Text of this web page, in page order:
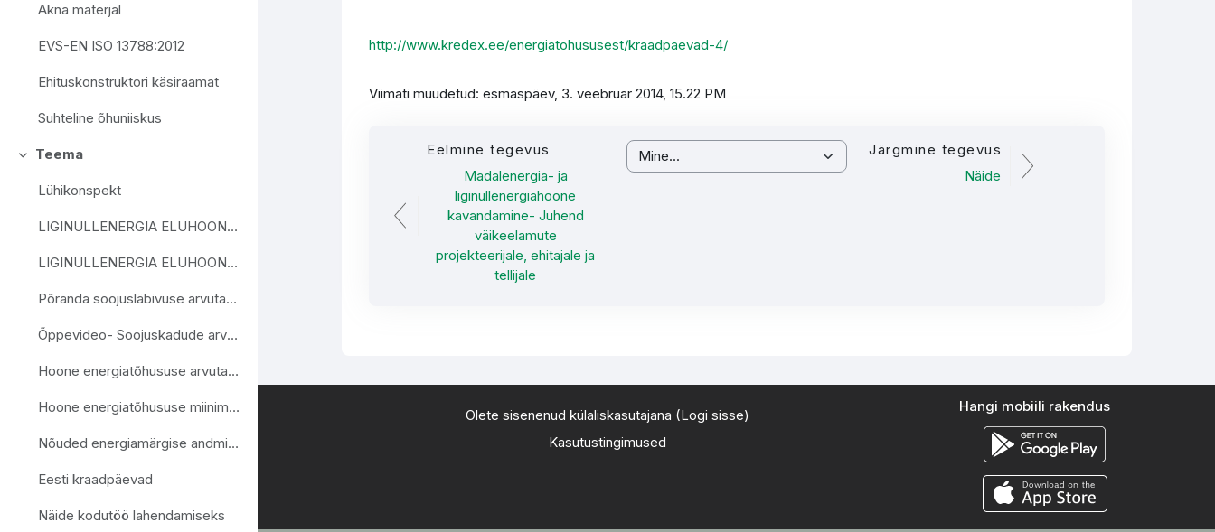
Akna materjal
EVS-EN ISO 13788:2012
Ehituskonstruktori käsiraamat
Suhteline õhuniiskus
Ahenda
Teema
Lühikonspekt
LIGINULLENERGIA ELUHOONED- VÄIKEMAJAD
LIGINULLENERGIA ELUHOONED RIDA- JA KORTERELAMUD
Põranda soojusläbivuse arvutamine
Õppevideo- Soojuskadude arvutuse alused
Hoone energiatõhususe arvutamise metoodika RT link
Hoone energiatõhususe miinimumnõuded RT link
Nõuded energiamärgise andmisele ja energiamärgisele RT link
Eesti kraadpäevad
Näide kodutöö lahendamiseks
http://www.kredex.ee/energiatohususest/kraadpaevad-4/
Viimati muudetud: esmaspäev, 3. veebruar 2014, 15.22 PM
Eelmine tegevus
Madalenergia- ja
liginullenergiahoone
kavandamine- Juhend
väikeelamute
projekteerijale, ehitajale ja
tellijale
Mine...
Järgmine tegevus
Näide
Olete sisenenud külaliskasutajana (Logi sisse)
Kasutustingimused
Hangi mobiili rakendus